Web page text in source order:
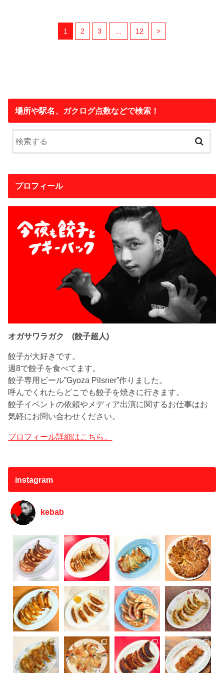
1 2 3 12 >
場所や駅名、ガクログ点数などで検索！
プロフィール
オガサワラガク (餃子超人)
餃子が大好きです。
週8で餃子を食べてます。
餃子専用ビール”Gyoza Pilsner”作りました。
呼んでくれたらどこでも餃子を焼きに行きます。
餃子イベントの依頼やメディア出演に関するお仕事はお
気軽にお問い合わせください。
プロフィール詳細はこちら。
instagram
kebab